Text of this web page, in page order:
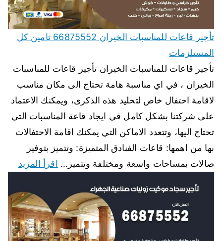
تأجير قاعات للمناسبات الخيران 66875552 تامين كل
المستلزمات
تأجير قاعات للمناسبات الخيران تأجير قاعات للمناسبات
الخيران ، في اي مناسبة هامة تحتاج الى مكان مناسب
لاقامة احتفال خاص لتخليد هذه الذكرى، ويمكنك الاعتماد
على شركتنا بشكل كامل في ايجاد قاعة المناسبات التي
تحتاج اليها، وتتعدد الاماكن التي يمكنك اقامة الاحتفالات
بها من اهمها: قاعات الفنادق المتميزة: وتتميز بتوفير
صالات بمساحات واسعة ومختلفة وتتميز… اقرأ المزيد